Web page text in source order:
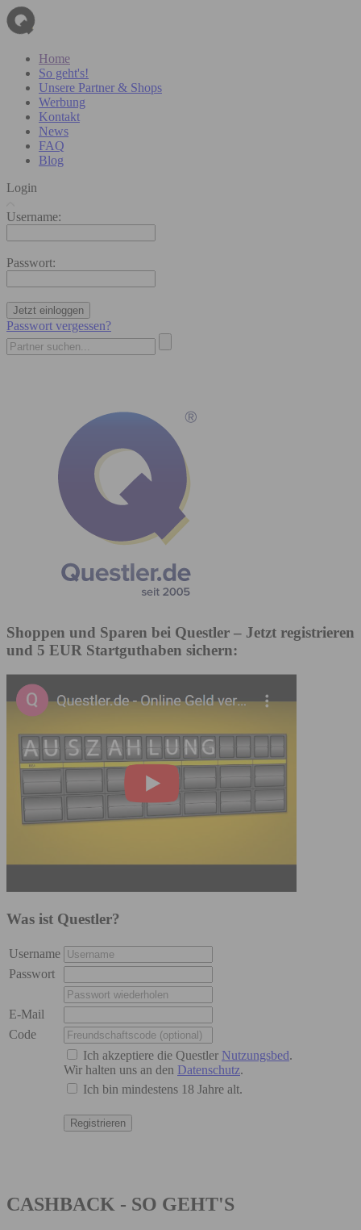
Home
So geht's!
Unsere Partner & Shops
Werbung
Kontakt
News
FAQ
Blog
Login
Username:
Passwort:
Jetzt einloggen
Passwort vergessen?
Shoppen und Sparen bei Questler – Jetzt registrieren
und 5 EUR Startguthaben sichern:
Was ist Questler?
Username
Passwort
E-Mail
Code
Ich akzeptiere die Questler Nutzungsbed.
Wir halten uns an den Datenschutz.
Ich bin mindestens 18 Jahre alt.
CASHBACK - SO GEHT'S